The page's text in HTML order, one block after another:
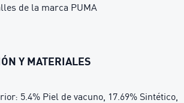
de la marca PUMA
Y MATERIALES
5.4% Piel de vacuno, 17.69% Sintético,